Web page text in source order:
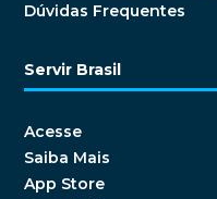
Dúvidas Frequentes
Servir Brasil
Acesse
Saiba Mais
App Store